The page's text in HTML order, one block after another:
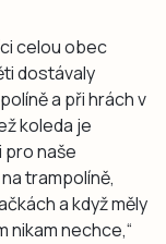
celou obec
dostávaly
a při hrách v
koleda je
pro naše
trampolíně,
a když měly
nikam nechce,“